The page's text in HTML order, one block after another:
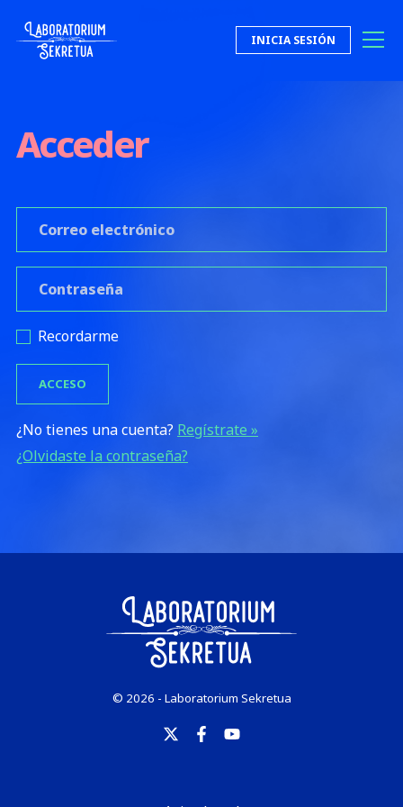
Laboratorium Sekretua INICIA SESIÓN
Acceder
Correo electrónico *
Contraseña *
Recordarme
¿No tienes una cuenta? Regístrate »
¿Olvidaste la contraseña?
© 2026 - Laboratorium Sekretua